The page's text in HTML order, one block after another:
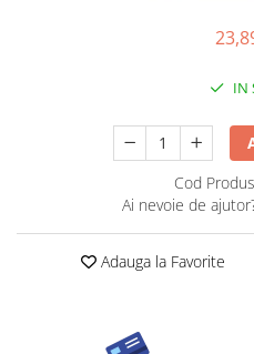
Combaterea Insectelor
Diverse produse de uz casnic
Geamuri
IN
Cod
Ai nevoie de
Adauga la Favorite